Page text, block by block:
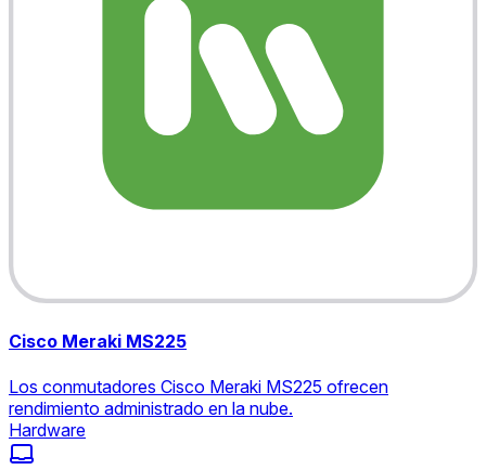
Cisco Meraki MS225
Los conmutadores Cisco Meraki MS225 ofrecen
rendimiento administrado en la nube.
Hardware